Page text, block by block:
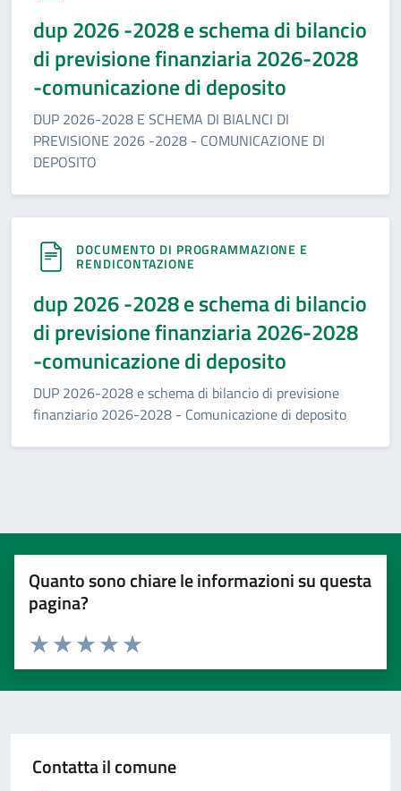
dup 2026 -2028 e schema di bilancio
di previsione finanziaria 2026-2028
-comunicazione di deposito
DUP 2026-2028 E SCHEMA DI BIALNCI DI
PREVISIONE 2026 -2028 - COMUNICAZIONE DI
DEPOSITO
DOCUMENTO DI PROGRAMMAZIONE E
RENDICONTAZIONE
dup 2026 -2028 e schema di bilancio
di previsione finanziaria 2026-2028
-comunicazione di deposito
DUP 2026-2028 e schema di bilancio di previsione
finanziario 2026-2028 - Comunicazione di deposito
Quanto sono chiare le informazioni su questa
pagina?
Valuta 5 stelle su 5
Valuta 4 stelle su 5
Valuta 3 stelle su 5
Valuta 2 stelle su 5
Valuta 1 stelle su 5
Contatta il comune